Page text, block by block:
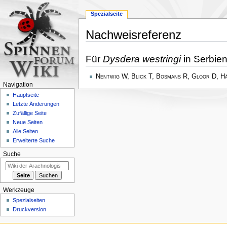
Nachweisreferenz
Navigation
springen
Suche
springen
Für Dysdera westringiin
Nentwig W, Blick T, Bosmans R, Gloor D,
Spezialseite
Navigation
Hauptseite
Letzte Änderungen
Zufällige Seite
Neue Seiten
Alle Seiten
Erweiterte Suche
Suche
Werkzeuge
Spezialseiten
Druckversion